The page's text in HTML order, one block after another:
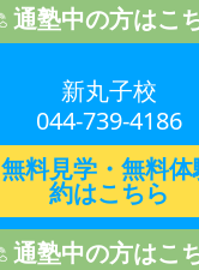
通塾中の方はこ
新丸子校
044-739-4186
無料見学・無料体
約はこちら
通塾中の方はこ